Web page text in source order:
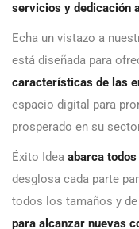
servicios y dedicación
Echa un vistazo a
está diseñada para
características de las
espacio digital para
prosperado en su
Éxito Idea abarca
desglosa cada parte
todos los tamaños y
para alcanzar nuevas